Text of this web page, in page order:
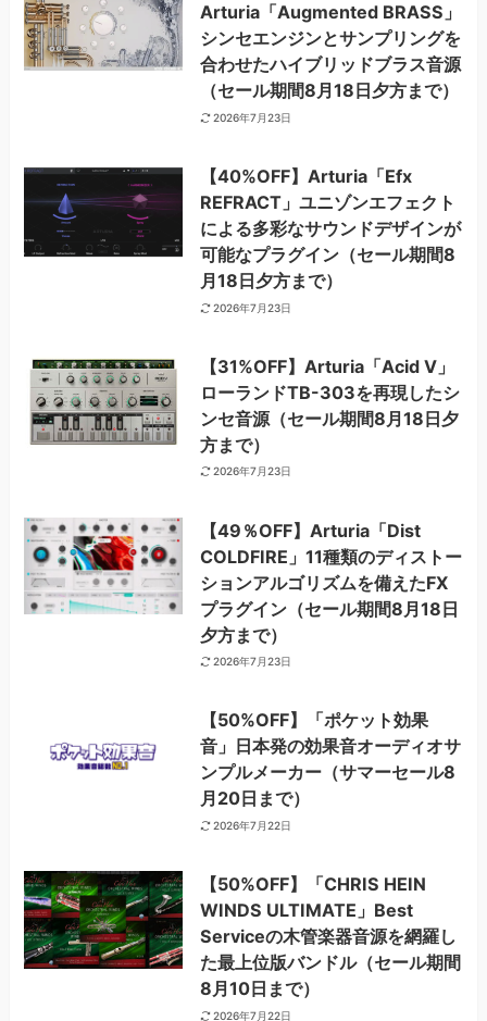
Arturia「Augmented BRASS」
シンセエンジンとサンプリングを
合わせたハイブリッドブラス音源
（セール期間8月18日夕方まで）
2026年7月23日
【40%OFF】Arturia「Efx
REFRACT」ユニゾンエフェクト
による多彩なサウンドデザインが
可能なプラグイン（セール期間8
月18日夕方まで）
2026年7月23日
【31%OFF】Arturia「Acid V」
ローランドTB-303を再現したシ
ンセ音源（セール期間8月18日夕
方まで）
2026年7月23日
【49％OFF】Arturia「Dist
COLDFIRE」11種類のディストー
ションアルゴリズムを備えたFX
プラグイン（セール期間8月18日
夕方まで）
2026年7月23日
【50%OFF】「ポケット効果
音」日本発の効果音オーディオサ
ンプルメーカー（サマーセール8
月20日まで）
2026年7月22日
【50%OFF】「CHRIS HEIN
WINDS ULTIMATE」Best
Serviceの木管楽器音源を網羅し
た最上位版バンドル（セール期間
8月10日まで）
2026年7月22日